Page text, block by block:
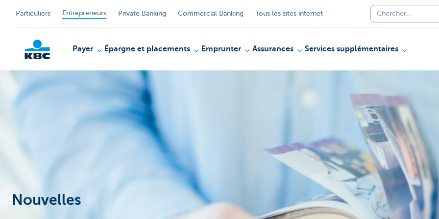
Particuliers Entrepreneurs Private Banking Commercial Banking Tous les sites internet
KBC
Payer Épargne et placements Emprunter Assurances Services supplémentaires
Nouvelles